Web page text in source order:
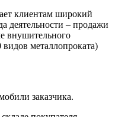
клиентам широкий
деятельности – продажи
внушительного
металлопроката)
заказчика.